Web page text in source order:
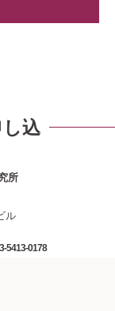
込
所
ル
5413-0178